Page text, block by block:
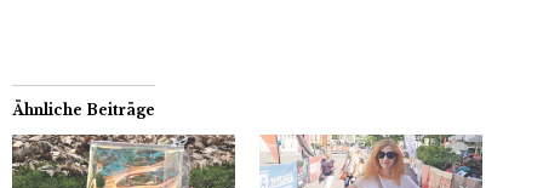
Ähnliche Beiträge